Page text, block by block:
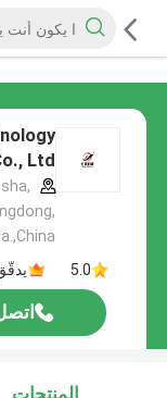
Ltd.
5.0